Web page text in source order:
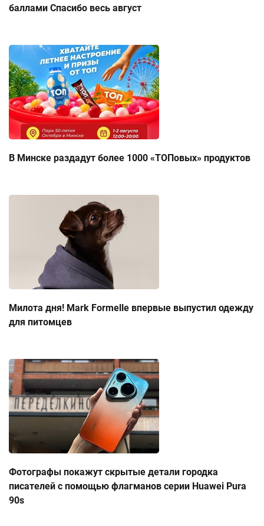
баллами Спасибо весь август
В Минске раздадут более 1000 «ТОПовых» продуктов
Милота дня! Mark Formelle впервые выпустил одежду
для питомцев
Фотографы покажут скрытые детали городка
писателей с помощью флагманов серии Huawei Pura
90s